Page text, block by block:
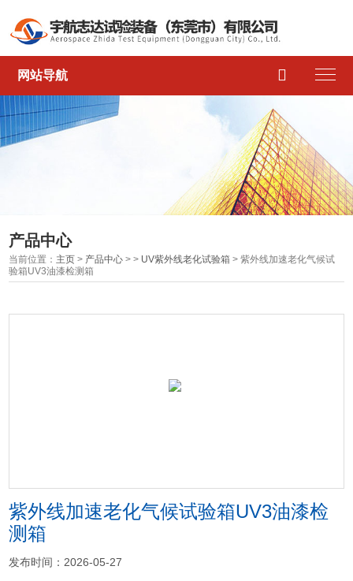
网站导航 
产品中心
当前位置： 主页 > 产品中心 > > UV紫外线老化试验箱 > 紫外线加速老化气候试
验箱UV3油漆检测箱
紫外线加速老化气候试验箱UV3油漆检
测箱
发布时间：2026-05-27